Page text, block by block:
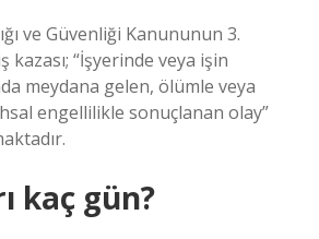
ve Güvenliği Kanununun 3.
kazası; “İşyerinde veya işin
meydana gelen, ölümle veya
engellilikle sonuçlanan olay”
kaç gün?